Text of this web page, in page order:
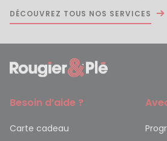
DÉCOUVREZ TOUS NOS SERVICES
Besoin d’aide ?
Carte cadeau